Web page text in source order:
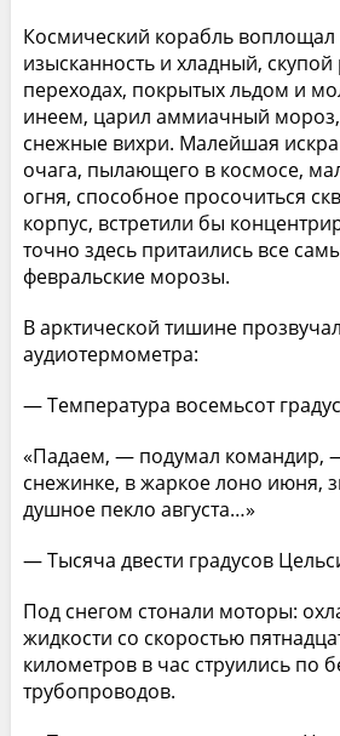
Космический корабль воплощал
изысканность и хладный, скупой
переходах, покрытых льдом и
инеем, царил аммиачный
снежные вихри. Малейшая искра
очага, пылающего в космосе,
огня, способное просочиться
корпус, встретили бы
точно здесь притаились все
февральские морозы.
В арктической тишине
аудиотермометра:
— Температура восемьсот
«Падаем, — подумал командир,
снежинке, в жаркое лоно июня,
душное пекло августа…»
— Тысяча двести градусов
Под снегом стонали моторы:
жидкости со скоростью
километров в час струились по
трубопроводов.